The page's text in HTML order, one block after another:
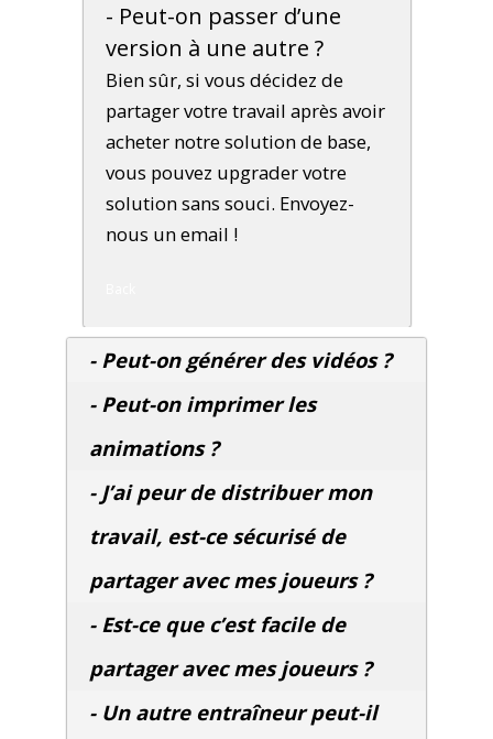
- Peut-on passer d’une
version à une autre ?
Bien sûr, si vous décidez de
partager votre travail après avoir
acheter notre solution de base,
vous pouvez upgrader votre
solution sans souci. Envoyez-
nous un email !
- Peut-on générer des vidéos ?
- Peut-on imprimer les
animations ?
- J’ai peur de distribuer mon
travail, est-ce sécurisé de
partager avec mes joueurs ?
- Est-ce que c’est facile de
partager avec mes joueurs ?
- Un autre entraîneur peut-il